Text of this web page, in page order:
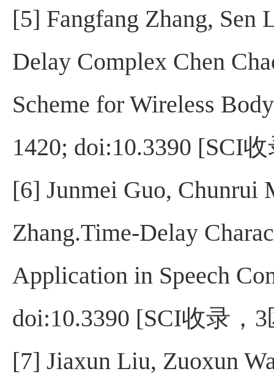
[5] Fangfang Zhang, Sen
Delay Complex Chen
Scheme for Wireless
1420; doi:10.3390 [SCI收
[6] Junmei Guo, Chunrui
Zhang.Time-Delay
Application in Speech
doi:10.3390 [SCI收录， 3
[7] Jiaxun Liu, Zuoxun